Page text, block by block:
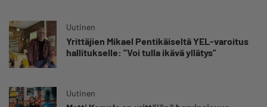
Uutinen
Yrittäjien Mikael Pentikäiseltä YEL-varoitus
hallitukselle: ”Voi tulla ikävä yllätys”
Uutinen